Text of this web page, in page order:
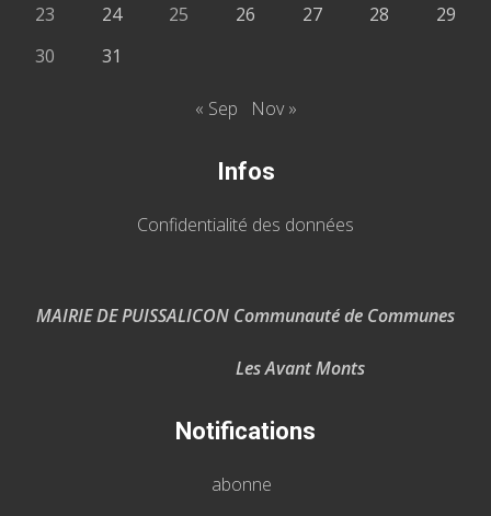
23
24 25 26 27 28
29
30
31
« Sep Nov »
Infos
Confidentialité des données
MAIRIE DE PUISSALICON Communauté de Communes
Les Avant Monts
Notifications
abonne